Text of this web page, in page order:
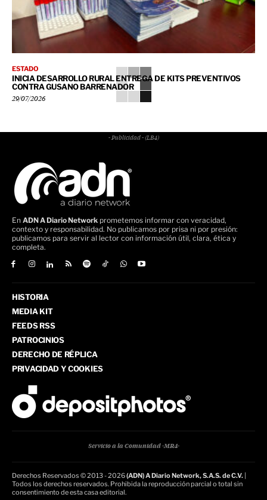
ESTADO
INICIA DESARROLLO RURAL ENTREGA DE KITS PREVENTIVOS
CONTRA GUSANO BARRENADOR
29/07/2026
- Publicidad - (LB4)
En ADN A Diario Network prometemos informar con veracidad,
contexto y responsabilidad. No publicamos por prisa ni por presión:
publicamos para servir al lector con información útil, clara, ética y
completa.
HISTORIA
MEDIA KIT
FEEDS RSS
PATROCINIOS
DERECHO DE RÉPLICA
PRIVACIDAD Y COOKIES
Servicio a la Comunidad -MR4-
Derechos Reservados © 2013 - 2026(ADN) A Diario Network, S.A.S. de C.V.
Todos los derechos reservados. Prohibida la reproducción parcial o total sin
consentimiento de esta casa editorial.